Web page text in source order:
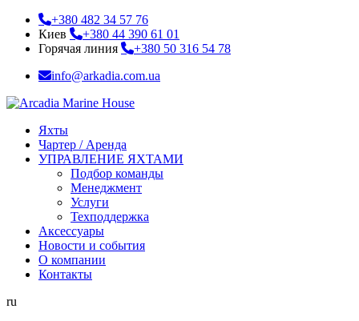
+380 482 34 57 76
Киев
+380 44 390 61 01
Горячая линия
+380 50 316 54 78
info@arkadia.com.ua
Яхты
Чартер / Аренда
УПРАВЛЕНИЕ ЯХТАМИ
Подбор команды
Менеджмент
Услуги
Техподдержка
Аксессуары
Новости и события
О компании
Контакты
ru